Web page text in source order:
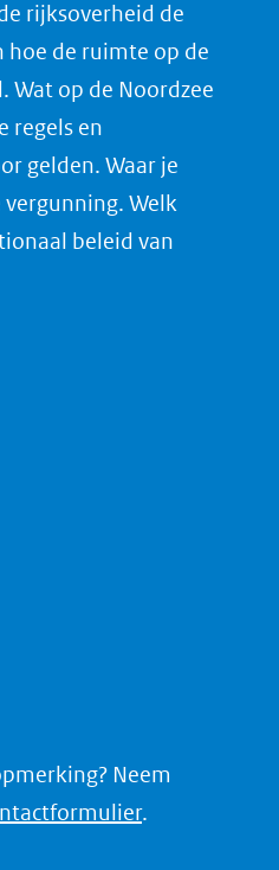
d
P
D
F
rijksoverheid de
hoe de ruimte op de
Wat op de Noordzee
regels en
gelden. Waar je
Welk
beleid van
Neem
.